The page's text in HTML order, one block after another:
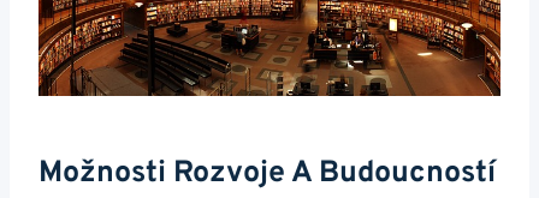
Možnosti Rozvoje A Budoucností